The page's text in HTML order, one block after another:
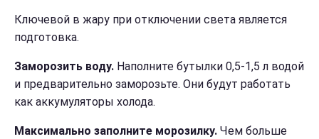
Ключевой в жару при отключении света является
подготовка.
Заморозить воду. Наполните бутылки 0,5-1,5 л водой
и предварительно заморозьте. Они будут работать
как аккумуляторы холода.
Максимально заполните морозилку. Чем больше